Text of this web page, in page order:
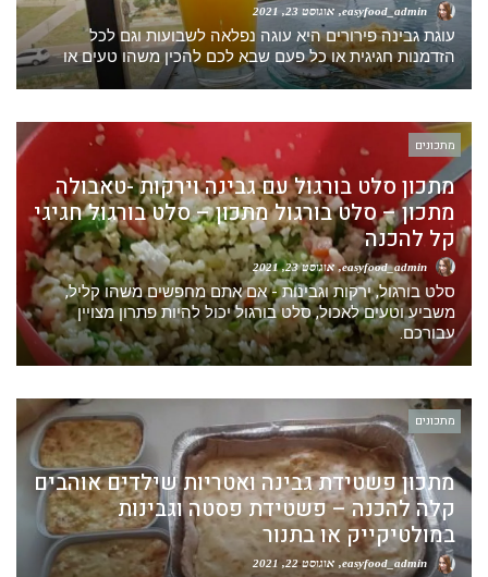
אוגוסט 23, 2021
עוגת גבינה פירורים היא עוגה נפלאה לשבועות וגם לכל
הזדמנות חגיגית או כל פעם שבא לכם להכין משהו טעים או
מתכונים
מתכון סלט בורגול עם גבינה וירקות -טאבולה
מתכון – סלט בורגול מתכון – סלט בורגול חגיגי
קל להכנה
אוגוסט 23, 2021
סלט בורגול, ירקות וגבינות - אם אתם מחפשים משהו קליל,
משביע וטעים לאכול, סלט בורגול יכול להיות פתרון מצויין
עבורכם.
מתכונים
מתכון פשטידת גבינה ואטריות שילדים אוהבים
קלה להכנה – פשטידת פסטה וגבינות
במולטיקייק או בתנור
אוגוסט 22, 2021